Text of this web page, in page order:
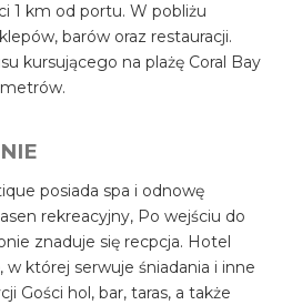
1 km od portu. W pobliżu
barów oraz restauracji.
kursującego na plażę Coral Bay
posiada spa i odnowę
rekreacyjny, Po wejściu do
znaduje się recpcja. Hotel
w której serwuje śniadania i inne
Gości hol, bar, taras, a także